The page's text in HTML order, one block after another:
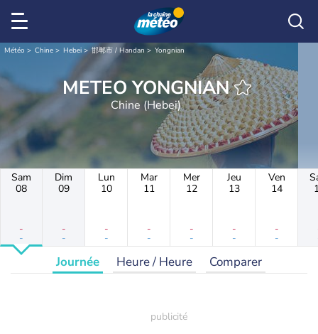
Météo Chine Hebei 邯郸市 / Handan Yongnian
METEO YONGNIAN
Chine (Hebei)
Sam
08
-
-
Dim
09
-
-
Lun
10
-
-
Mar
11
-
-
Mer
12
-
-
Jeu
13
-
-
Ven
14
-
-
Journée Heure / Heure Comparer